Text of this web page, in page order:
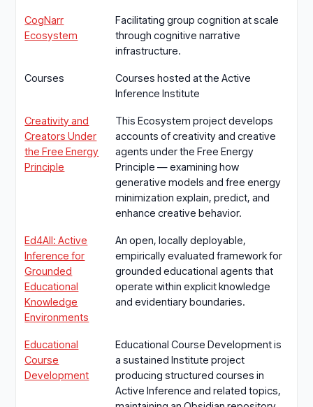
CogNarr
Ecosystem
Facilitating group cognition at scale
through cognitive narrative
infrastructure.
Courses
Courses hosted at the Active
Inference Institute
Creativity and
Creators Under
the Free Energy
Principle
This Ecosystem project develops
accounts of creativity and creative
agents under the Free Energy
Principle — examining how
generative models and free energy
minimization explain, predict, and
enhance creative behavior.
Ed4All: Active
Inference for
Grounded
Educational
Knowledge
Environments
An open, locally deployable,
empirically evaluated framework for
grounded educational agents that
operate within explicit knowledge
and evidentiary boundaries.
Educational
Course
Development
Educational Course Development is
a sustained Institute project
producing structured courses in
Active Inference and related topics,